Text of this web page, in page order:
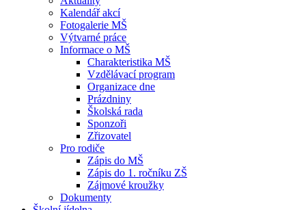
Kalendář akcí
Fotogalerie MŠ
Výtvarné práce
Informace o MŠ
Charakteristika MŠ
Vzdělávací program
Organizace dne
Prázdniny
Školská rada
Sponzoři
Zřizovatel
Pro rodiče
Zápis do MŠ
Zápis do 1. ročníku ZŠ
Zájmové kroužky
Dokumenty